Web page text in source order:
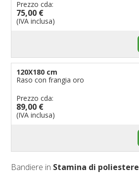
Prezzo cda:
75,00 €
(IVA inclusa)
120X180 cm
Raso con frangia oro
Prezzo cda:
89,00 €
(IVA inclusa)
Bandiere in Stamina di poliestere